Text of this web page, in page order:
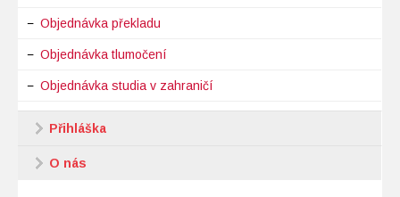
Objednávka překladu
Objednávka tlumočení
Objednávka studia v zahraničí
Přihláška
O nás